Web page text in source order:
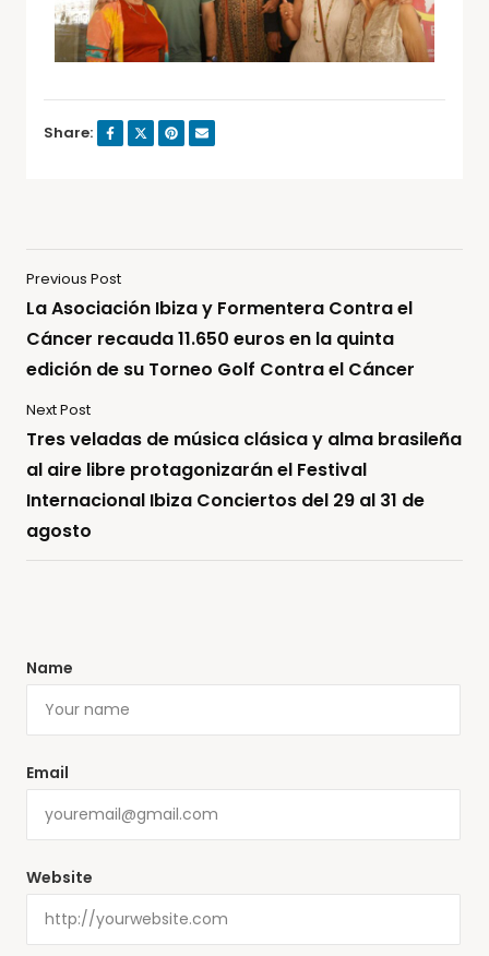
Share:
Previous Post
La Asociación Ibiza y Formentera Contra el
Cáncer recauda 11.650 euros en la quinta
edición de su Torneo Golf Contra el Cáncer
Next Post
Tres veladas de música clásica y alma brasileña
al aire libre protagonizarán el Festival
Internacional Ibiza Conciertos del 29 al 31 de
agosto
Name
Email
Website